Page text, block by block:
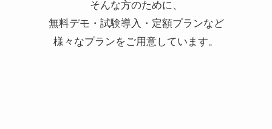
そんな方のために、
無料デモ・試験導入・定額プランなど
様々なプランをご用意しています。